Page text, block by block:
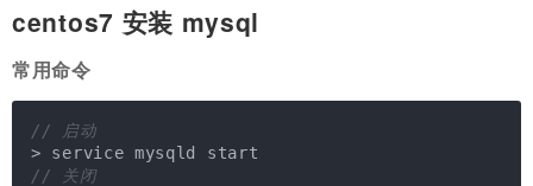
centos7 安装 mysql
常用命令
// 启动
// 关闭